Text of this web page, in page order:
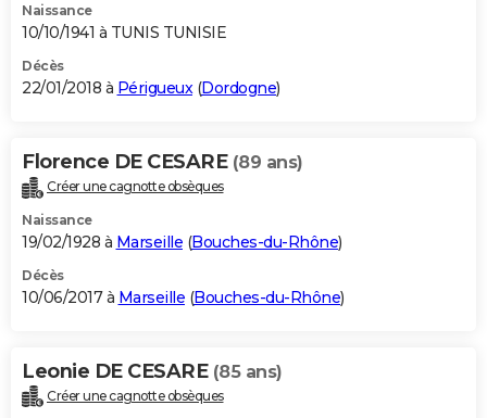
Naissance
10/10/1941 à TUNIS TUNISIE
Décès
22/01/2018 à Périgueux(Dordogne)
Florence DE CESARE (89 ans)
Créer une cagnotte obsèques
Naissance
19/02/1928 à Marseille (Bouches-du-Rhône)
Décès
10/06/2017 à Marseille (Bouches-du-Rhône)
Leonie DE CESARE (85 ans)
Créer une cagnotte obsèques